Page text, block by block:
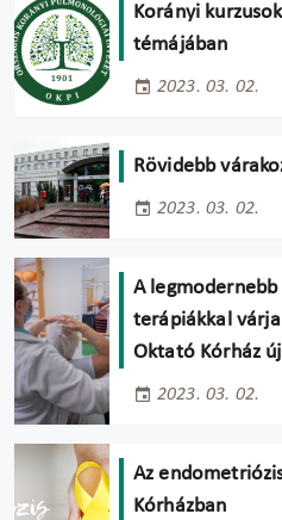
Korányi
témájában
2023. 03. 02.
Rövidebb
2023. 03. 02.
A
terápiákkal
Oktató Kórház
2023. 03. 02.
Az
Kórházban